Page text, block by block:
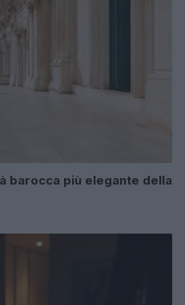
barocca più elegante della